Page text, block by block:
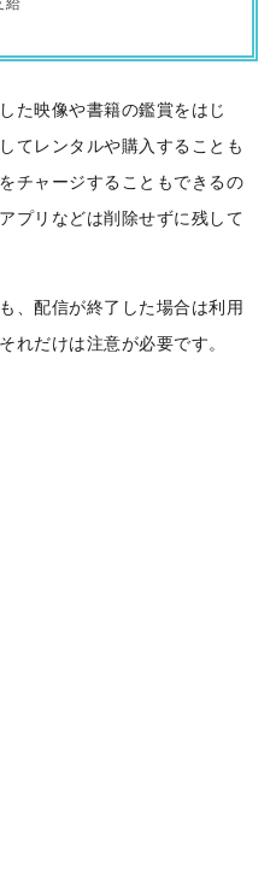
給
た映像や書籍の鑑賞をはじ
てレンタルや購入することも
チャージすることもできるの
プリなどは削除せずに残して
、配信が終了した場合は利用
れだけは注意が必要です。